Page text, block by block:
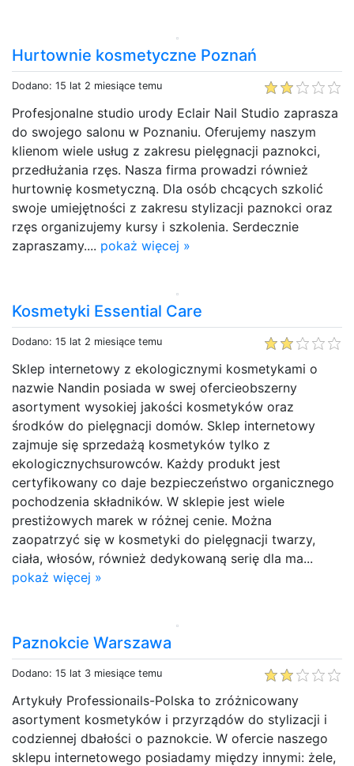
Hurtownie kosmetyczne Poznań
Dodano: 15 lat 2 miesiące temu
Profesjonalne studio urody Eclair Nail Studio zaprasza
do swojego salonu w Poznaniu. Oferujemy naszym
klienom wiele usług z zakresu pielęgnacji paznokci,
przedłużania rzęs. Nasza firma prowadzi również
hurtownię kosmetyczną. Dla osób chcących szkolić
swoje umiejętności z zakresu stylizacji paznokci oraz
rzęs organizujemy kursy i szkolenia. Serdecznie
zapraszamy.... pokaż więcej »
Kosmetyki Essential Care
Dodano: 15 lat 2 miesiące temu
Sklep internetowy z ekologicznymi kosmetykami o
nazwie Nandin posiada w swej ofercieobszerny
asortyment wysokiej jakości kosmetyków oraz
środków do pielęgnacji domów. Sklep internetowy
zajmuje się sprzedażą kosmetyków tylko z
ekologicznychsurowców. Każdy produkt jest
certyfikowany co daje bezpieczeństwo organicznego
pochodzenia składników. W sklepie jest wiele
prestiżowych marek w różnej cenie. Można
zaopatrzyć się w kosmetyki do pielęgnacji twarzy,
ciała, włosów, również dedykowaną serię dla ma...
pokaż więcej »
Paznokcie Warszawa
Dodano: 15 lat 3 miesiące temu
Artykuły Professionails-Polska to zróżnicowany
asortyment kosmetyków i przyrządów do stylizacji i
codziennej dbałości o paznokcie. W ofercie naszego
sklepu internetowego posiadamy między innymi: żele,